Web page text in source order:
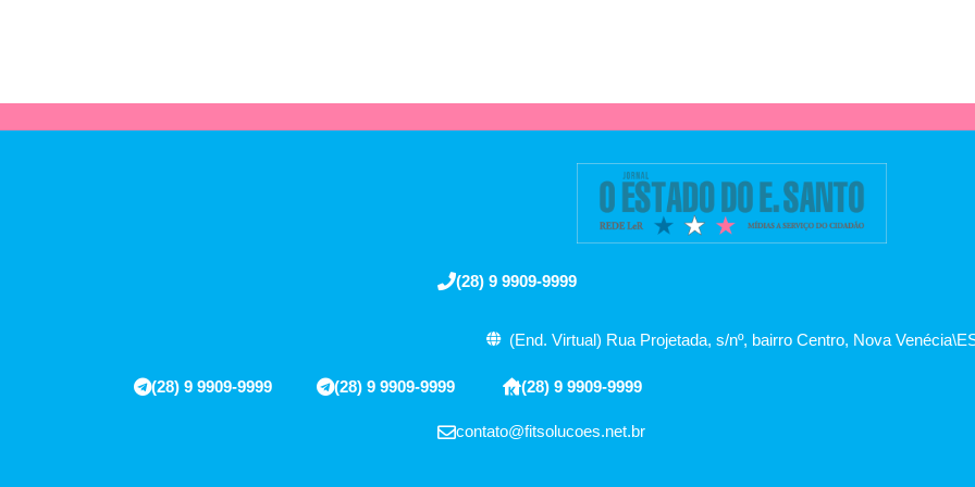
(28) 9 9909-9999
(End. Virtual) Rua Projetada, s/nº, bairro Centro, Nova
(28) 9 9909-9999 (28) 9 9909-9999 (28) 9 9909-9999
contato@fitsolucoes.net.br